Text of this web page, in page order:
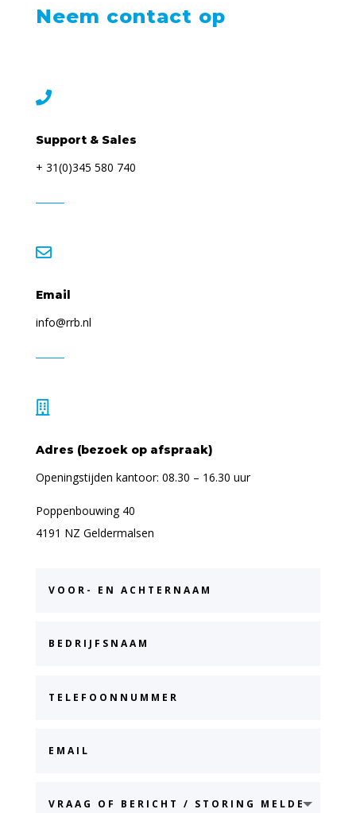
Neem contact op

Support & Sales
+ 31(0)345 580 740

Email
info@rrb.nl

Adres (bezoek op afspraak)
Openingstijden kantoor: 08.30 – 16.30 uur
Poppenbouwing 40
4191 NZ Geldermalsen